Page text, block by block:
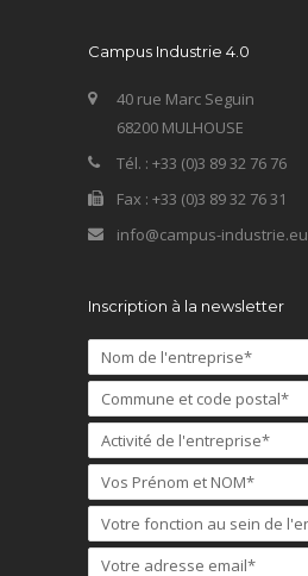
Campus Industrie 4.0
40 rue Marc Seguin
68200 MULHOUSE
Tél. : +33 (0)3 89 32 76 76
Fax : +33 (0)3 89 32 76 31
info@campus-industrie.eu
Inscription à la newsletter